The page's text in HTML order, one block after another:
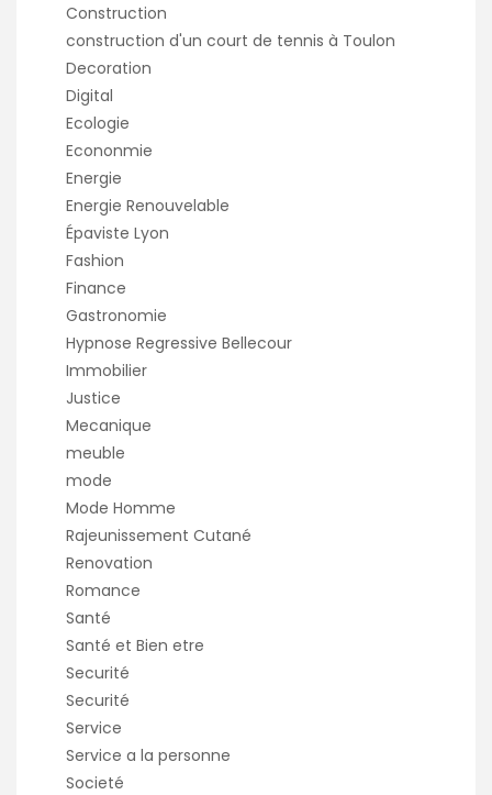
Construction
construction d'un court de tennis à Toulon
Decoration
Digital
Ecologie
Econonmie
Energie
Energie Renouvelable
Épaviste Lyon
Fashion
Finance
Gastronomie
Hypnose Regressive Bellecour
Immobilier
Justice
Mecanique
meuble
mode
Mode Homme
Rajeunissement Cutané
Renovation
Romance
Santé
Santé et Bien etre
Securité
Securité
Service
Service a la personne
Societé